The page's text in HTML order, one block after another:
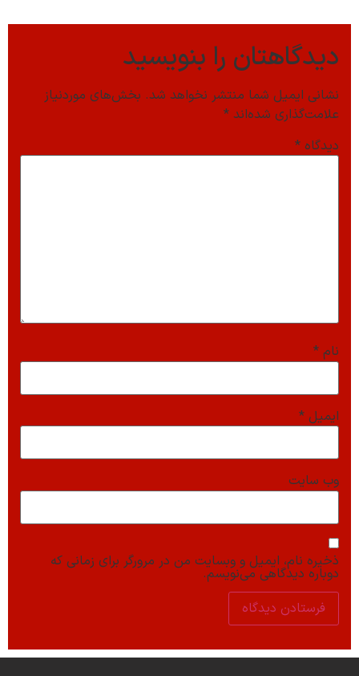
دیدگاهتان را بنویسید
نشانی ایمیل شما منتشر نخواهد شد. بخش‌های موردنیاز
علامت‌گذاری شده‌اند *
دیدگاه *
نام *
ایمیل *
وب‌ سایت
ذخیره نام، ایمیل و وبسایت من در مرورگر برای زمانی که
دوباره دیدگاهی می‌نویسم.